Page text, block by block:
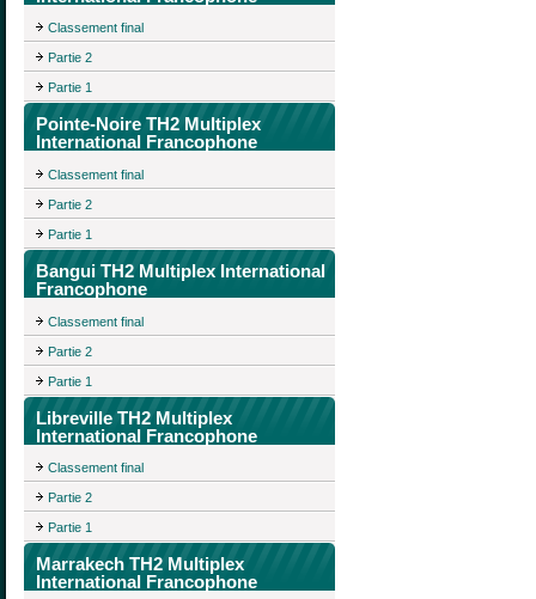
Classement final
Partie 2
Partie 1
Pointe-Noire TH2 Multiplex
International Francophone
Classement final
Partie 2
Partie 1
Bangui TH2 Multiplex International
Francophone
Classement final
Partie 2
Partie 1
Libreville TH2 Multiplex
International Francophone
Classement final
Partie 2
Partie 1
Marrakech TH2 Multiplex
International Francophone